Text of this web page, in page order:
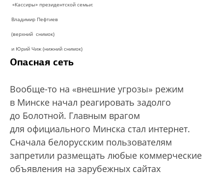
«Кассиры» президентской семьи:
Владимир Пефтиев
(верхний снимок)
и Юрий Чиж (нижний снимок)
Опасная сеть
Вообще-то на «внешние угрозы» режим
в Минске начал реагировать задолго
до Болотной. Главным врагом
для официального Минска стал интернет.
Сначала белорусским пользователям
запретили размещать любые коммерческие
объявления на зарубежных сайтах